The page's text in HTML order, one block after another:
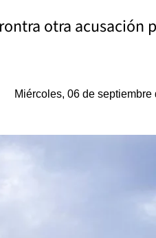
otra acusación
Miércoles, 06 de